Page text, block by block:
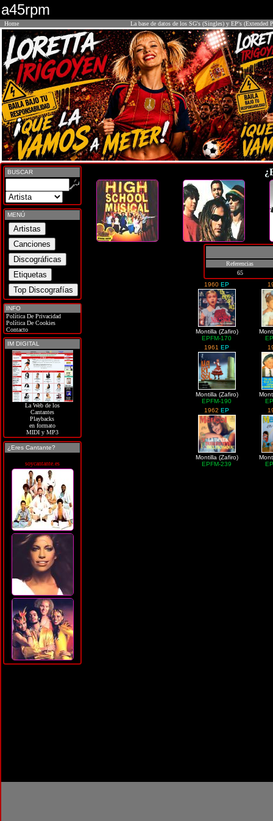
a45rpm
Home La base de datos de los SG's (Singles) y EP's (Extended
BUSCAR
MENÚ
INFO
Política De Privacidad
Política De Cookies
Contacto
IM DIGITAL
La Web de los
Cantantes
Playbacks
en formato
MIDI y MP3
¿Eres Cantante?
soycantante.es
Referencias
65
1960EP
Montilla (Zafiro)
EPFM-170
1961EP
Montilla (Zafiro)
EPFM-190
1962EP
Montilla (Zafiro)
EPFM-239